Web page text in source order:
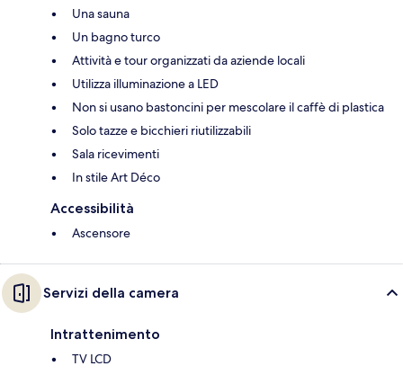
Una sauna
Un bagno turco
Attività e tour organizzati da aziende locali
Utilizza illuminazione a LED
Non si usano bastoncini per mescolare il caffè di plastica
Solo tazze e bicchieri riutilizzabili
Sala ricevimenti
In stile Art Déco
Accessibilità
Ascensore
Servizi della camera
Intrattenimento
TV LCD